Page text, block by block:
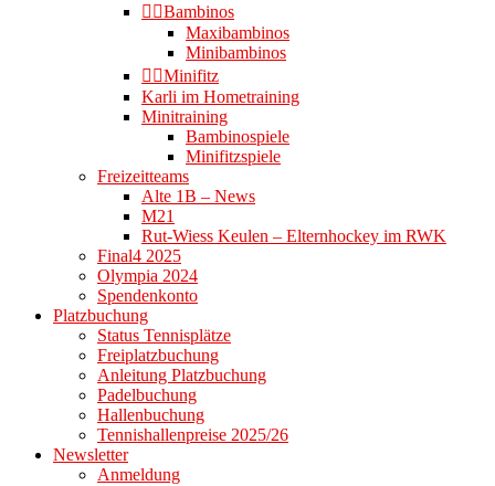
👉🏻Bambinos
Maxibambinos
Minibambinos
👉🏻Minifitz
Karli im Hometraining
Minitraining
Bambinospiele
Minifitzspiele
Freizeitteams
Alte 1B – News
M21
Rut-Wiess Keulen – Elternhockey im RWK
Final4 2025
Olympia 2024
Spendenkonto
Platzbuchung
Status Tennisplätze
Freiplatzbuchung
Anleitung Platzbuchung
Padelbuchung
Hallenbuchung
Tennishallenpreise 2025/26
Newsletter
Anmeldung